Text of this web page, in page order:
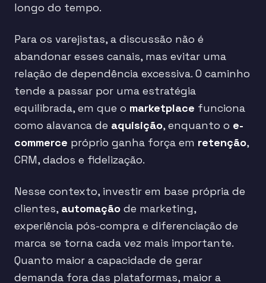
longo do tempo.
Para os varejistas, a discussão não é
abandonar esses canais, mas evitar uma
relação de dependência excessiva. O caminho
tende a passar por uma estratégia
equilibrada, em que o marketplace funciona
como alavanca de aquisição, enquanto o e-
commerce próprio ganha força em retenção,
CRM, dados e fidelização.
Nesse contexto, investir em base própria de
clientes, automação de marketing,
experiência pós-compra e diferenciação de
marca se torna cada vez mais importante.
Quanto maior a capacidade de gerar
demanda fora das plataformas, maior a